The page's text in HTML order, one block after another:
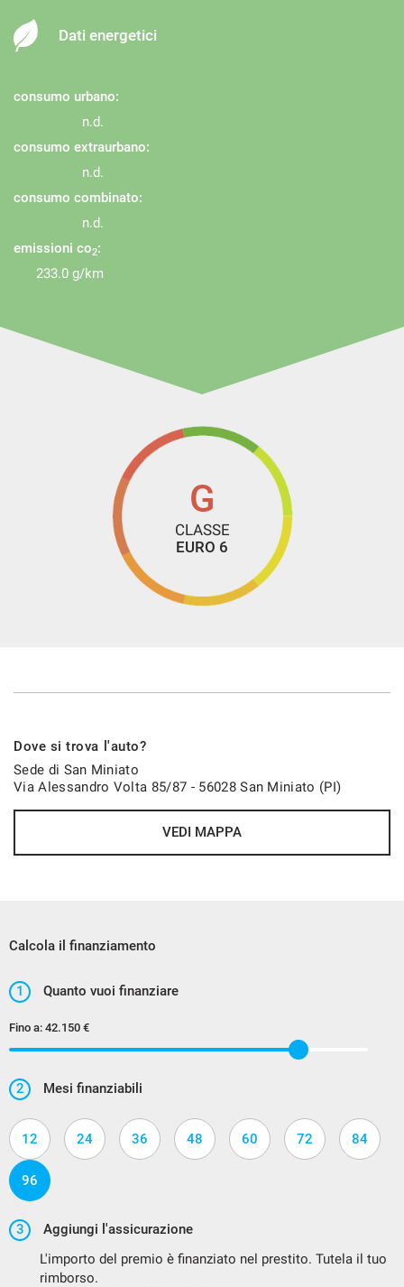
Dati energetici
consumo urbano:
n.d.
consumo extraurbano:
n.d.
consumo combinato:
n.d.
emissioni co2:
233.0 g/km
G
CLASSE
EURO 6
Dove si trova l'auto?
Sede di San Miniato
Via Alessandro Volta 85/87 - 56028 San Miniato (PI)
VEDI MAPPA
Calcola il finanziamento
1 Quanto vuoi finanziare
Fino a: 42.150 €
2 Mesi finanziabili
12 24 36 48 60 72 84
96
3
Aggiungi l'assicurazione
L'importo del premio è finanziato nel prestito. Tutela il tuo
rimborso.